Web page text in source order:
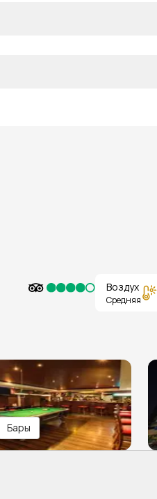
Воздух
Средняя
Бары